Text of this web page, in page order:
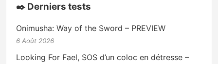
✒️ Derniers tests
Onimusha: Way of the Sword – PREVIEW
6 Août 2026
Looking For Fael, SOS d’un coloc en détresse –